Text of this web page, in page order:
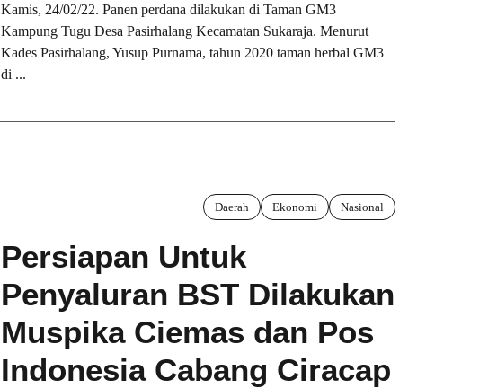
Kamis, 24/02/22. Panen perdana dilakukan di Taman GM3
Kampung Tugu Desa Pasirhalang Kecamatan Sukaraja. Menurut
Kades Pasirhalang, Yusup Purnama, tahun 2020 taman herbal GM3
di ...
Daerah Ekonomi Nasional
Persiapan Untuk
Penyaluran BST Dilakukan
Muspika Ciemas dan Pos
Indonesia Cabang Ciracap